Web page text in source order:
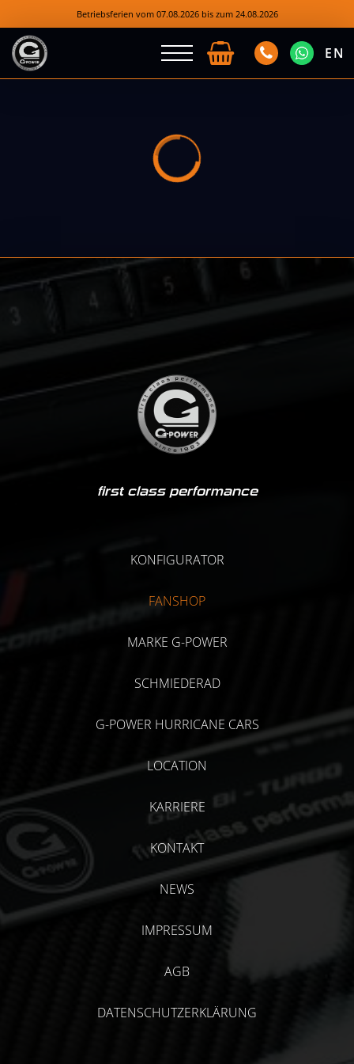
Betriebsferien vom 07.08.2026 bis zum 24.08.2026
EN
first class performance
KONFIGURATOR
FANSHOP
MARKE G-POWER
SCHMIEDERAD
G-POWER HURRICANE CARS
LOCATION
KARRIERE
KONTAKT
NEWS
IMPRESSUM
AGB
DATENSCHUTZERKLÄRUNG